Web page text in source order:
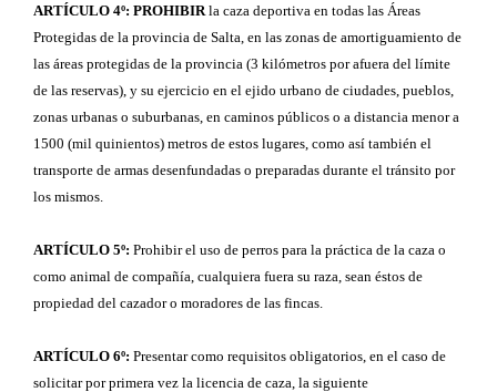
ARTÍCULO 4º: PROHIBIRla caza deportiva en todas las Áreas
Protegidas de la provincia de Salta, en las zonas de amortiguamiento de
las áreas protegidas de la provincia (3 kilómetros por afuera del límite
de las reservas), y su ejercicio en el ejido urbano de ciudades, pueblos,
zonas urbanas o suburbanas, en caminos públicos o a distancia menor a
1500 (mil quinientos) metros de estos lugares, como así también el
transporte de armas desenfundadas o preparadas durante el tránsito por
los mismos.
ARTÍCULO 5º: Prohibir el uso de perros para la práctica de la caza o
como animal de compañía, cualquiera fuera su raza, sean éstos de
propiedad del cazador o moradores de las fincas.
ARTÍCULO 6º: Presentar como requisitos obligatorios, en el caso de
solicitar por primera vez la licencia de caza, la siguiente